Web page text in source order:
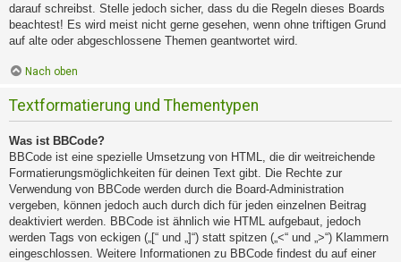
darauf schreibst. Stelle jedoch sicher, dass du die Regeln dieses Boards
beachtest! Es wird meist nicht gerne gesehen, wenn ohne triftigen Grund
auf alte oder abgeschlossene Themen geantwortet wird.
Nach oben
Textformatierung und Thementypen
Was ist BBCode?
BBCode ist eine spezielle Umsetzung von HTML, die dir weitreichende
Formatierungsmöglichkeiten für deinen Text gibt. Die Rechte zur
Verwendung von BBCode werden durch die Board-Administration
vergeben, können jedoch auch durch dich für jeden einzelnen Beitrag
deaktiviert werden. BBCode ist ähnlich wie HTML aufgebaut, jedoch
werden Tags von eckigen („[“ und „]“) statt spitzen („<“ und „>“) Klammern
eingeschlossen. Weitere Informationen zu BBCode findest du auf einer